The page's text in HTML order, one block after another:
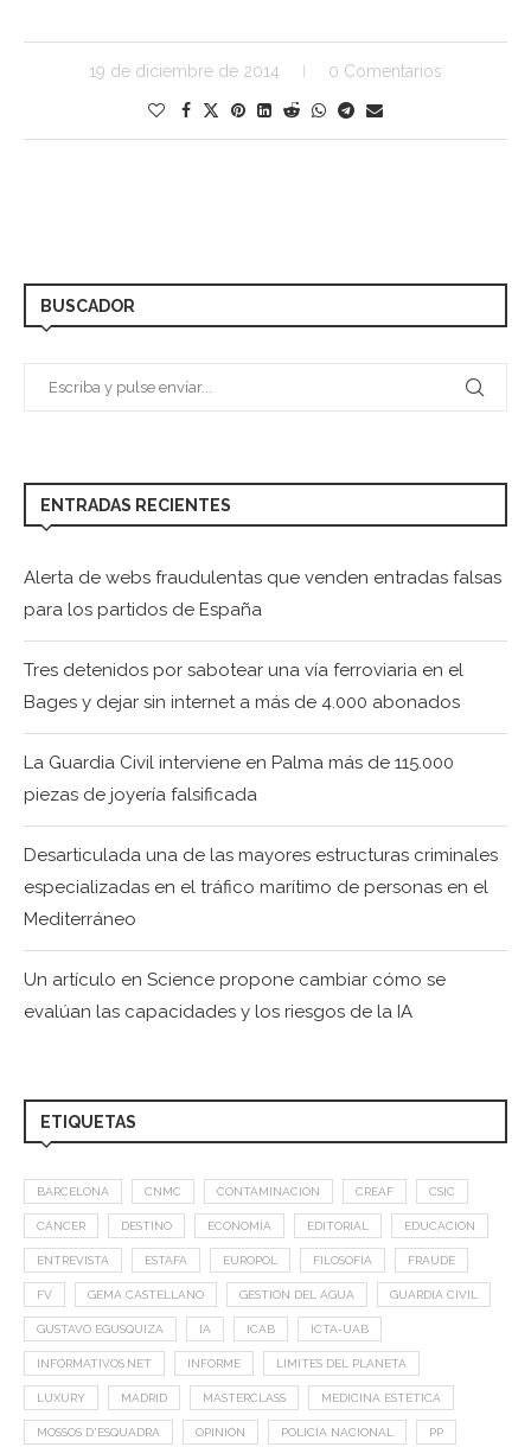
19 de diciembre de 2014 0 Comentarios
BUSCADOR
ENTRADAS RECIENTES
Alerta de webs fraudulentas que venden entradas falsas
para los partidos de España
Tres detenidos por sabotear una vía ferroviaria en el
Bages y dejar sin internet a más de 4.000 abonados
La Guardia Civil interviene en Palma más de 115.000
piezas de joyería falsificada
Desarticulada una de las mayores estructuras criminales
especializadas en el tráfico marítimo de personas en el
Mediterráneo
Un artículo en Science propone cambiar cómo se
evalúan las capacidades y los riesgos de la IA
ETIQUETAS
BARCELONA CNMC CONTAMINACIÓN CREAF CSIC
CÁNCER DESTINO ECONOMÍA EDITORIAL EDUCACIÓN
ENTREVISTA ESTAFA EUROPOL FILOSOFÍA FRAUDE
FV GEMA CASTELLANO GESTION DEL AGUA GUARDIA CIVIL
GUSTAVO EGUSQUIZA IA ICAB ICTA-UAB
INFORMATIVOS.NET INFORME LIMITES DEL PLANETA
LUXURY MADRID MASTERCLASS MEDICINA ESTÉTICA
MOSSOS D'ESQUADRA OPINIÓN POLICÍA NACIONAL PP